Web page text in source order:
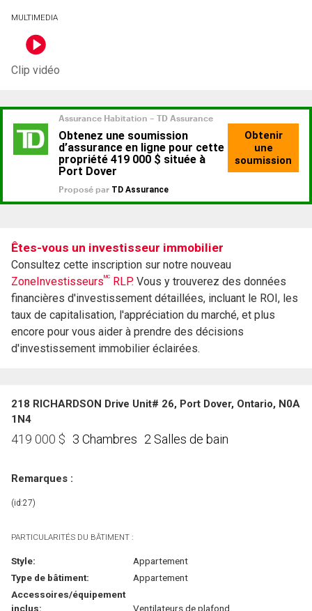
MULTIMEDIA
Clip vidéo
Êtes-vous un investisseur immobilier
Consultez cette inscription sur notre nouveau
ZoneInvestisseursMC RLP. Vous y trouverez des données
financières d'investissement détaillées, incluant le ROI, les
taux de capitalisation, l'appréciation du marché, et plus
encore pour vous aider à prendre des décisions
d'investissement immobilier éclairées.
218 RICHARDSON Drive Unit# 26, Port Dover, Ontario, N0A
1N4
419 000 $ 3 Chambres 2 Salles de bain
Remarques :
(id:27)
PARTICULARITÉS DU BÂTIMENT :
Style:
Appartement
Type de bâtiment:
Appartement
Accessoires/équipement
inclus:
Ventilateurs de plafond